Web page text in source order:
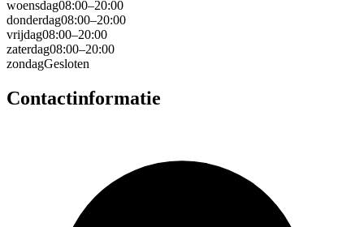
woensdag08:00–20:00
donderdag08:00–20:00
vrijdag08:00–20:00
zaterdag08:00–20:00
zondagGesloten
Contactinformatie